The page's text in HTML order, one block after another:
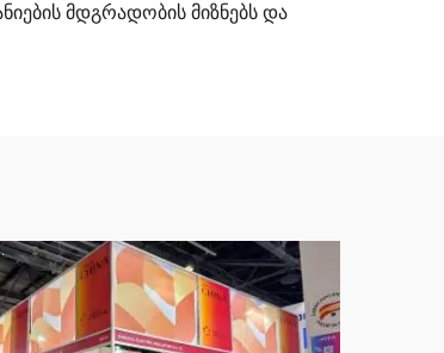
მდგრადობის მიზნებს და